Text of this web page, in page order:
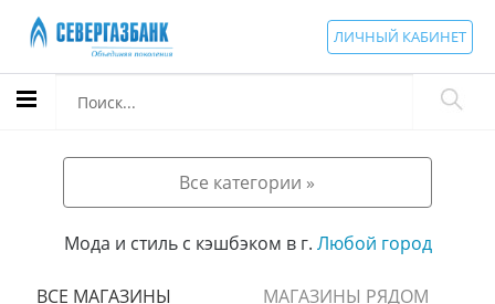
ЛИЧНЫЙ КАБИНЕТ
Все категории »
Мода и стиль с кэшбэком в г. Любой город
ВСЕ МАГАЗИНЫ МАГАЗИНЫ РЯДОМ